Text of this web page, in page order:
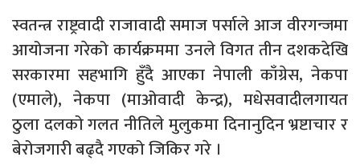
स्वतन्त्र राष्ट्रवादी राजावादी समाज पर्साले आज वीरगन्जमा
आयोजना गरेको कार्यक्रममा उनले विगत तीन दशकदेखि
सरकारमा सहभागि हुँदै आएका नेपाली काँग्रेस, नेकपा
(एमाले), नेकपा (माओवादी केन्द्र), मधेसवादीलगायत
ठुला दलको गलत नीतिले मुलुकमा दिनानुदिन भ्रष्टाचार र
बेरोजगारी बढ्दै गएको जिकिर गरे ।